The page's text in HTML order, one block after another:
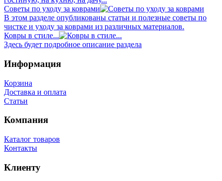
Советы по уходу за коврами
В этом разделе опубликованы статьи и полезные советы по
чистке и уходу за коврами из различных материалов.
Ковры в стиле...
Здесь будет подробное описание раздела
Информация
Корзина
Доставка и оплата
Статьи
Компания
Каталог товаров
Контакты
Клиенту